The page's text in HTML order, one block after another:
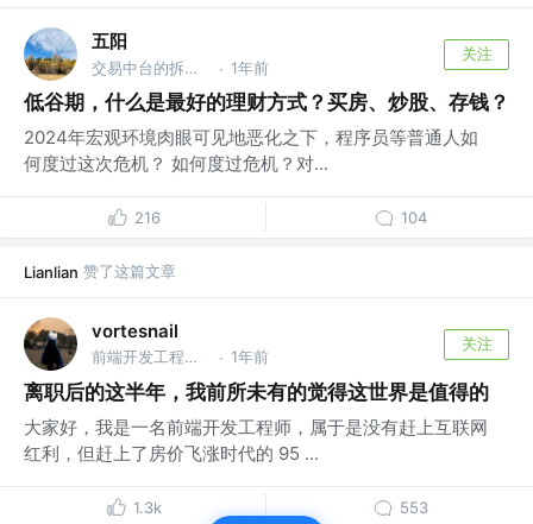
五阳
交易中台的拆台专家，爱吹牛 @互联网 · 1年前
关注
低谷期，什么是最好的理财方式？买房、炒股、存钱？
2024年宏观环境肉眼可见地恶化之下，程序员等普通人如
何度过这次危机？ 如何度过危机？对...
216 104
Lianlian 赞了这篇文章
vortesnail
前端开发工程师 @emm · 1年前
关注
离职后的这半年，我前所未有的觉得这世界是值得的
大家好，我是一名前端开发工程师，属于是没有赶上互联网
红利，但赶上了房价飞涨时代的 95 ...
1.3k 553